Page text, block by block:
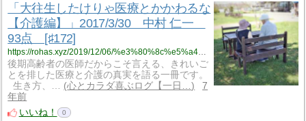
「大往生したけりゃ医療とかかわるな
【介護編】」2017/3/30 中村 仁一
93点 [♯172]
後期高齢者の医師だからこそ言える、きれいご
とを排した医療と介護の真実を語る一冊です。
生き方、…
心とカラダ喜ぶログ【一日…
7
年前
いいね！
0